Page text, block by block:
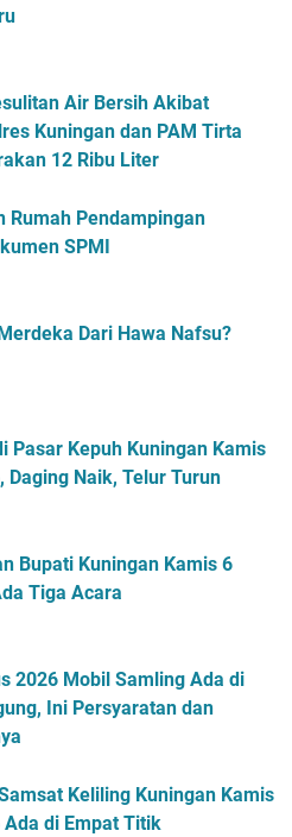
Air Bersih Akibat
Kuningan dan PAM Tirta
12 Ribu Liter
Rumah Pendampingan
SPMI
Dari Hawa Nafsu?
Pasar Kepuh Kuningan Kamis
Daging Naik, Telur Turun
Bupati Kuningan Kamis 6
Tiga Acara
2026 Mobil Samling Ada di
Ini Persyaratan dan
Keliling Kuningan Kamis
di Empat Titik